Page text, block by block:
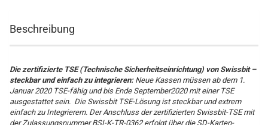
Beschreibung
Die zertifizierte TSE (Technische Sicherheitseinrichtung) von Swissbit –
steckbar und einfach zu integrieren: Neue Kassen müssen ab dem 1.
Januar 2020 TSE-fähig und bis Ende September2020 mit einer TSE
ausgestattet sein. Die Swissbit TSE-Lösung ist steckbar und extrem
einfach zu Integrierern. Der Anschluss der zertifizierten Swissbit-TSE mit
der Zulassungsnummer BSI-K-TR-0362 erfolgt über die SD-Karten-